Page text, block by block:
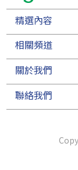
精選內容
相關頻道
關於我們
聯絡我們